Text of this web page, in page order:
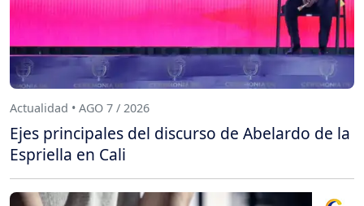
Actualidad • AGO 7 / 2026
Ejes principales del discurso de Abelardo de la
Espriella en Cali